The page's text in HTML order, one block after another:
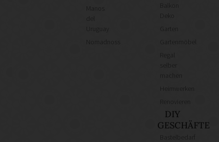
Manos
Uruguay
Nomadnoss
Balkon
Deko
Garten
Gartenmöbel
Regal
Heimwerken
DIY
GESCHÄFTE
Bastelbedarf